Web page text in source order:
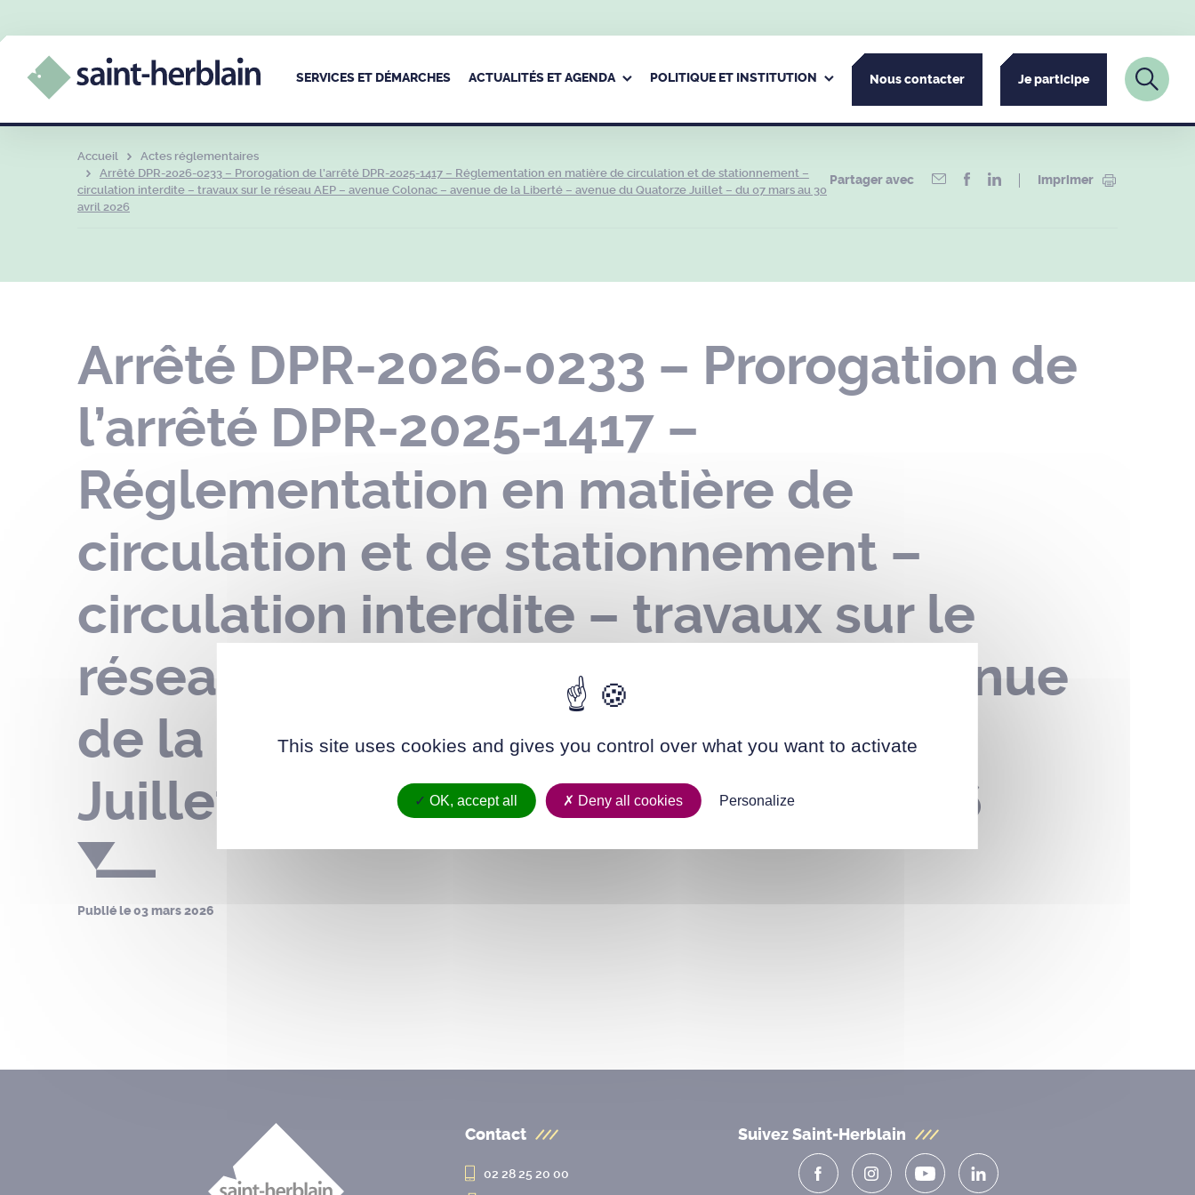
SERVICES ET DÉMARCHES ACTUALITÉS ET AGENDA POLITIQUE ET INSTITUTION Nous contacter Je participe
Accueil
Actes réglementaires
Arrêté DPR-2026-0233 – Prorogation de l’arrêté DPR-2025-1417 – Réglementation en matière de circulation et de stationnement –
circulation interdite – travaux sur le réseau AEP – avenue Colonac – avenue de la Liberté – avenue du Quatorze Juillet – du 07 mars au 30
avril 2026
Partager avec Imprimer
Arrêté DPR-2026-0233 – Prorogation de
l’arrêté DPR-2025-1417 –
Réglementation en matière de
circulation et de stationnement –
circulation interdite – travaux sur le
réseau AEP – avenue Colonac – avenue
de la Liberté – avenue du Quatorze
Juillet – du 07 mars au 30 avril 2026
Publié le03 mars 2026
Contact
02 28 25 20 00
Suivez Saint-Herblain
This site uses cookies and gives you control over what you want to activate
OK, accept all Deny all cookies Personalize